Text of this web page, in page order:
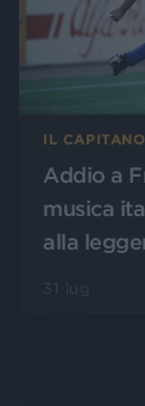
IL CAPITANO
Addio a
musica
alla